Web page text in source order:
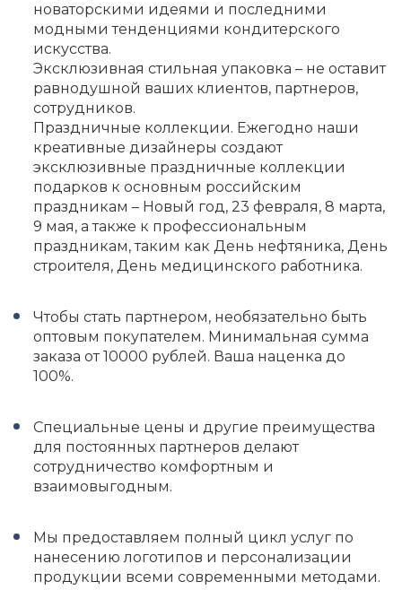
новаторскими идеями и последними
модными тенденциями кондитерского
искусства.
Эксклюзивная стильная упаковка – не оставит
равнодушной ваших клиентов, партнеров,
сотрудников.
Праздничные коллекции. Ежегодно наши
креативные дизайнеры создают
эксклюзивные праздничные коллекции
подарков к основным российским
праздникам – Новый год, 23 февраля, 8 марта,
9 мая, а также к профессиональным
праздникам, таким как День нефтяника, День
строителя, День медицинского работника.
Чтобы стать партнером, необязательно быть
оптовым покупателем. Минимальная сумма
заказа от 10000 рублей. Ваша наценка до
100%.
Специальные цены и другие преимущества
для постоянных партнеров делают
сотрудничество комфортным и
взаимовыгодным.
Мы предоставляем полный цикл услуг по
нанесению логотипов и персонализации
продукции всеми современными методами.